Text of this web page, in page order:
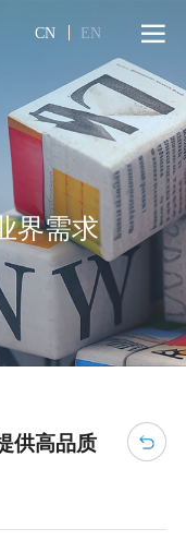
CN EN
界需求
供高品质